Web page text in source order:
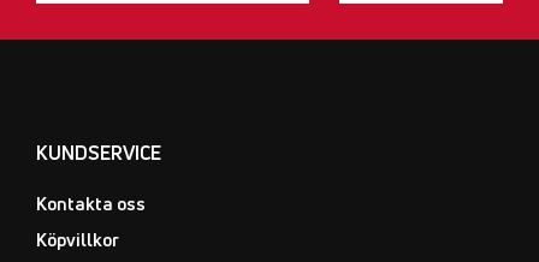
KUNDSERVICE
Kontakta oss
Köpvillkor